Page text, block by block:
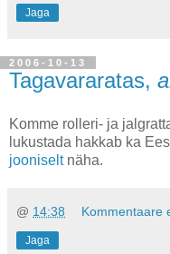
Jaga
2006-10-13
Tagavararatas,
Komme rolleri- ja
lukustada hakkab ka
jooniseltnäha.
@ 14:38 Kommentaare
Jaga